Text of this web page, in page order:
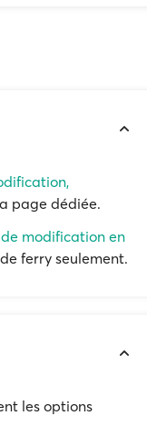
page dédiée.
modification en
ferry seulement.
les options